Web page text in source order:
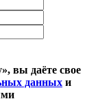
вы даёте свое
данных и